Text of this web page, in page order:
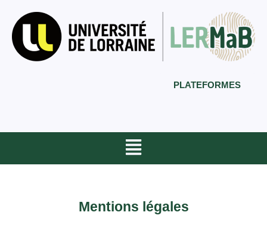
PLATEFORMES
Mentions légales